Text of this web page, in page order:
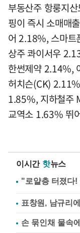
부동산주 항룽지
핑이 즉시 소매매
어 2.18%, 스마트
상주 콰이서우
한썬제약 2.14%,
허치슨(CK)
1.85%, 지하철주
교역소 1.63% 뛰
이시간 핫뉴스
표창원, 남규리
손 묶인채 물속